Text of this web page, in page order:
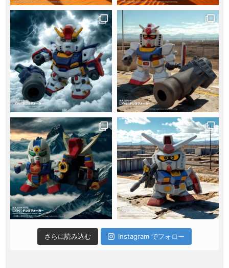
さらに読み込む Instagram でフォロー